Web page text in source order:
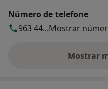
Número de telefone
963 44...Mostrar
Mostrar